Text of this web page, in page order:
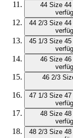
44 Size 44
44 2/3 Size
45 1/3 Size
46 Size 46
46 2/3
47 1/3 Size
48 Size 48
48 2/3 Size